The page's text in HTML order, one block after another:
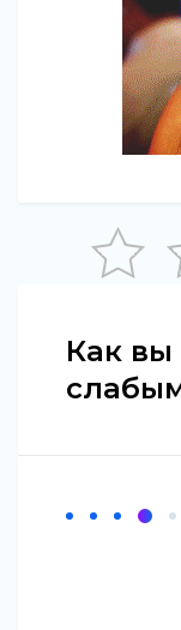
Как вы